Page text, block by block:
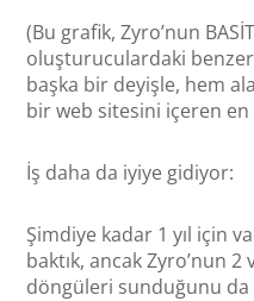
(Bu grafik, Zyro’nun
oluşturuculardaki benzer
başka bir deyişle, hem
bir web sitesini içeren en
İş daha da iyiye gidiyor:
Şimdiye kadar 1 yıl için
baktık, ancak Zyro’nun 2
döngüleri sunduğunu